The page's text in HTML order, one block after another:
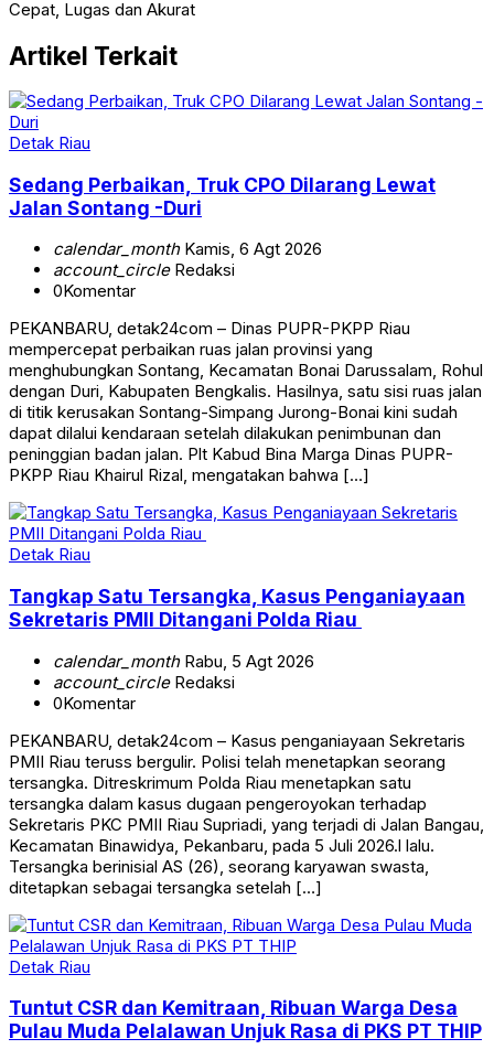
Cepat, Lugas dan Akurat
Artikel Terkait
Detak Riau
Sedang Perbaikan, Truk CPO Dilarang Lewat
Jalan Sontang -Duri
calendar_monthKamis, 6 Agt 2026
account_circleRedaksi
0Komentar
PEKANBARU, detak24com – Dinas PUPR-PKPP Riau
mempercepat perbaikan ruas jalan provinsi yang
menghubungkan Sontang, Kecamatan Bonai Darussalam, Rohul
dengan Duri, Kabupaten Bengkalis. Hasilnya, satu sisi ruas jalan
di titik kerusakan Sontang-Simpang Jurong-Bonai kini sudah
dapat dilalui kendaraan setelah dilakukan penimbunan dan
peninggian badan jalan. Plt Kabud Bina Marga Dinas PUPR-
PKPP Riau Khairul Rizal, mengatakan bahwa […]
Detak Riau
Tangkap Satu Tersangka, Kasus Penganiayaan
Sekretaris PMII Ditangani Polda Riau
calendar_monthRabu, 5 Agt 2026
account_circleRedaksi
0Komentar
PEKANBARU, detak24com – Kasus penganiayaan Sekretaris
PMII Riau teruss bergulir. Polisi telah menetapkan seorang
tersangka. Ditreskrimum Polda Riau menetapkan satu
tersangka dalam kasus dugaan pengeroyokan terhadap
Sekretaris PKC PMII Riau Supriadi, yang terjadi di Jalan Bangau,
Kecamatan Binawidya, Pekanbaru, pada 5 Juli 2026.l lalu.
Tersangka berinisial AS (26), seorang karyawan swasta,
ditetapkan sebagai tersangka setelah […]
Detak Riau
Tuntut CSR dan Kemitraan, Ribuan Warga Desa
Pulau Muda Pelalawan Unjuk Rasa di PKS PT THIP